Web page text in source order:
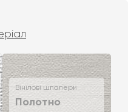
Вінілові шпалери
Полотно